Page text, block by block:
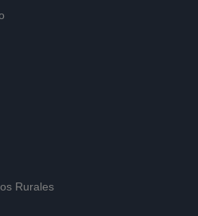
Rurales